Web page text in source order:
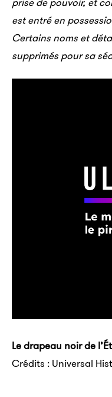
est entré en
Certains noms et
supprimés pour sa
Le drapeau noir de
Crédits : Universal